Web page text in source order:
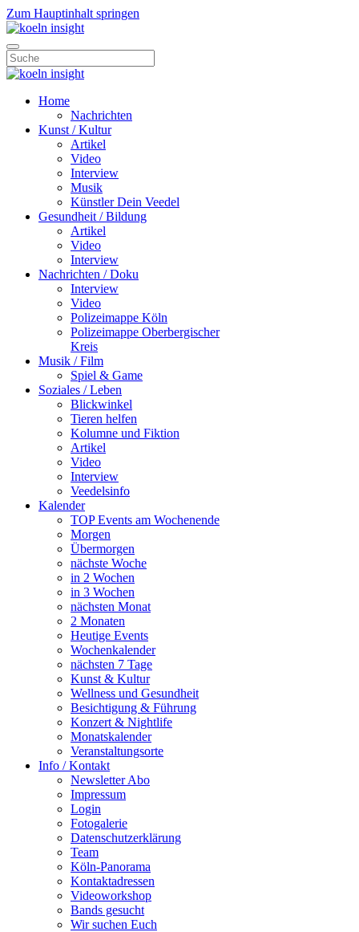
Zum Hauptinhalt springen
Home
Nachrichten
Kunst / Kultur
Artikel
Video
Interview
Musik
Künstler Dein Veedel
Gesundheit / Bildung
Artikel
Video
Interview
Nachrichten / Doku
Interview
Video
Polizeimappe Köln
Polizeimappe Oberbergischer
Kreis
Musik / Film
Spiel & Game
Soziales / Leben
Blickwinkel
Tieren helfen
Kolumne und Fiktion
Artikel
Video
Interview
Veedelsinfo
Kalender
TOP Events am Wochenende
Morgen
Übermorgen
nächste Woche
in 2 Wochen
in 3 Wochen
nächsten Monat
2 Monaten
Heutige Events
Wochenkalender
nächsten 7 Tage
Kunst & Kultur
Wellness und Gesundheit
Besichtigung & Führung
Konzert & Nightlife
Monatskalender
Veranstaltungsorte
Info / Kontakt
Newsletter Abo
Impressum
Login
Fotogalerie
Datenschutzerklärung
Team
Köln-Panorama
Kontaktadressen
Videoworkshop
Bands gesucht
Wir suchen Euch